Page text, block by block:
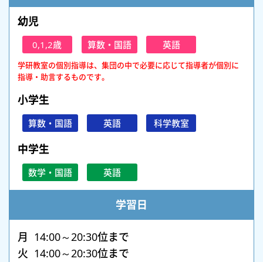
幼児
0,1,2歳 算数・国語 英語
学研教室の個別指導は、集団の中で必要に応じて指導者が個別に
指導・助言するものです。
小学生
算数・国語 英語 科学教室
中学生
数学・国語 英語
学習日
月 14:00～20:30位まで
火 14:00～20:30位まで